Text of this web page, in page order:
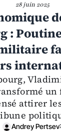
28 juin 2025
:
un
attirer
Andrey Pertsev